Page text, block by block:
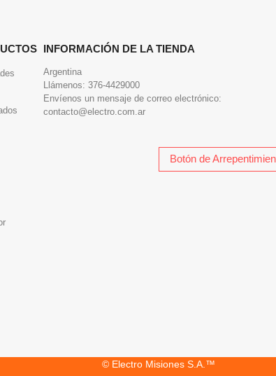
INFORMACIÓN DE LA TIENDA
Argentina
Llámenos: 376-4429000
Envíenos un mensaje de correo electrónico:
contacto@electro.com.ar
Botón de
© Electro Misiones S.A.™